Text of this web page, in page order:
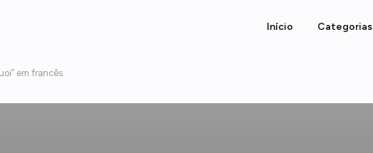
Início Categorias
em francês